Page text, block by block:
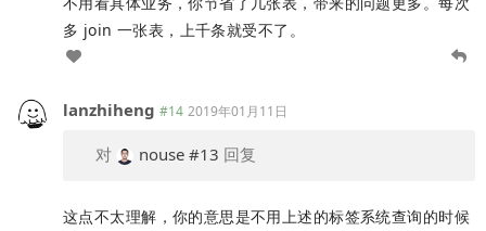
多 join 一张表，上千条就受不了。
lanzhiheng #14 2019年01月11日
对 nouse #13 回复
这点不太理解，你的意思是不用上述的标签系统查询的时候